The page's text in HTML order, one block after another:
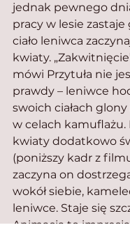
jednak pewnego
pracy w lesie zastaje
ciało leniwca
kwiaty.
mówi Przytuła nie
prawdy – leniwce
swoich ciałach
w celach kamuflażu.
kwiaty dodatkowo
(poniższy kadr z
zaczyna on
wokół siebie,
leniwce. Staje się
Animacja to